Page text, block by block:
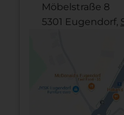
Möbelstraße 8
5301 Eugendorf,